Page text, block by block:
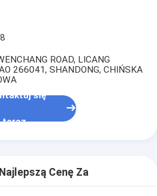
ROAD, LICANG
266041, SHANDONG, CHIŃSKA
się
teraz
Cenę Za